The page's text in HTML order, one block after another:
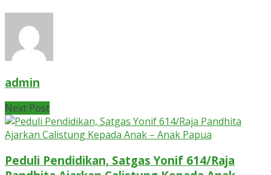
admin
Next Post
Peduli Pendidikan, Satgas Yonif 614/Raja